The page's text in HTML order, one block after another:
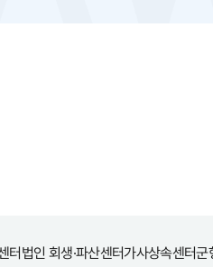
터법인 회생·파산센터가사상속센터군